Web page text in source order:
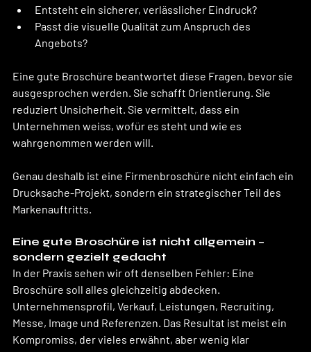
Entsteht ein sicherer, verlässlicher Eindruck?
Passt die visuelle Qualität zum Anspruch des
Angebots?
Eine gute Broschüre beantwortet diese Fragen, bevor sie
ausgesprochen werden. Sie schafft Orientierung. Sie
reduziert Unsicherheit. Sie vermittelt, dass ein
Unternehmen weiss, wofür es steht und wie es
wahrgenommen werden will.
Genau deshalb ist eine Firmenbroschüre nicht einfach ein
Drucksache-Projekt, sondern ein strategischer Teil des
Markenauftritts.
Eine gute Broschüre ist nicht allgemein –
sondern gezielt gedacht
In der Praxis sehen wir oft denselben Fehler: Eine
Broschüre soll alles gleichzeitig abdecken.
Unternehmensprofil, Verkauf, Leistungen, Recruiting,
Messe, Image und Referenzen. Das Resultat ist meist ein
Kompromiss, der vieles erwähnt, aber wenig klar